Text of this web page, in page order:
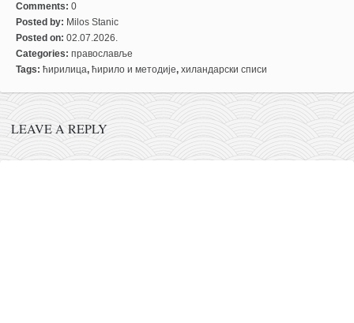
Comments: 0
Posted by: Milos Stanic
Posted on: 02.07.2026.
Categories: православље
Tags: ћирилица, ћирило и методије, хиландарски списи
LEAVE A REPLY